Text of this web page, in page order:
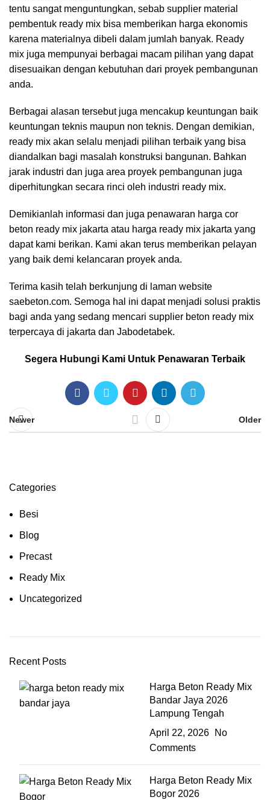
tentu sangat menguntungkan, sebab supplier material
pembentuk ready mix bisa memberikan harga ekonomis
karena materialnya dibeli dalam jumlah banyak. Ready
mix juga mempunyai berbagai macam pilihan yang dapat
disesuaikan dengan kebutuhan dari proyek pembangunan
anda.
Berbagai alasan tersebut juga mencakup keuntungan baik
keuntungan teknis maupun non teknis. Dengan demikian,
ready mix akan selalu menjadi pilihan terbaik yang bisa
diandalkan bagi masalah konstruksi bangunan. Bahkan
jarak industri dan juga area proyek pembangunan juga
diperhitungkan secara rinci oleh industri ready mix.
Demikianlah informasi dan juga penawaran harga cor
beton ready mix jakarta atau harga ready mix jakarta yang
dapat kami berikan. Kami akan terus memberikan pelayan
yang baik demi kelancaran proyek anda.
Terima kasih telah berkunjung di laman website
saebeton.com. Semoga hal ini dapat menjadi solusi praktis
bagi anda yang sedang mencari supplier beton ready mix
terpercaya di jakarta dan Jabodetabek.
Segera Hubungi Kami Untuk Penawaran Terbaik
Newer Older
Categories
Besi
Blog
Precast
Ready Mix
Uncategorized
Recent Posts
Harga Beton Ready Mix
Bandar Jaya 2026
Lampung Tengah
April 22, 2026
No
Comments
Harga Beton Ready Mix
Bogor 2026